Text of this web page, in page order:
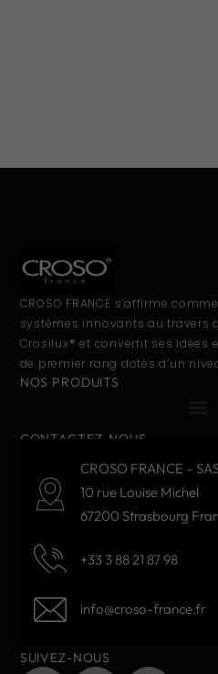
CROSO FRANCE s’affirme
systèmes innovants au travers
Crosilux® et convertit ses idées
de premier rang dotés d’un
NOS PRODUITS
CONTACTEZ-NOUS
CROSO FRANCE –
10 rue Louise Michel
67200 Strasbourg
+33 3 88 21 87 98
info@croso-france.fr
SUIVEZ-NOUS